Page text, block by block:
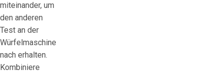
miteinander, um
den anderen
Test an der
Würfelmaschine
nach erhalten.
Kombiniere